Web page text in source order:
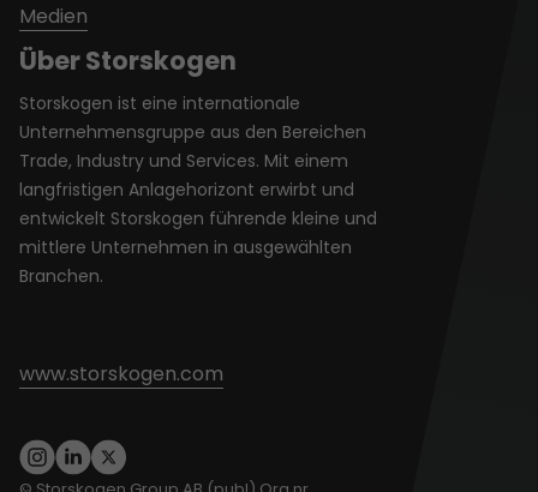
Über Storskogen
Storskogen ist eine internationale
Unternehmensgruppe aus den Bereichen
Trade, Industry und Services. Mit einem
langfristigen Anlagehorizont erwirbt und
entwickelt Storskogen führende kleine und
mittlere Unternehmen in ausgewählten
Branchen.
www.storskogen.com
Medien